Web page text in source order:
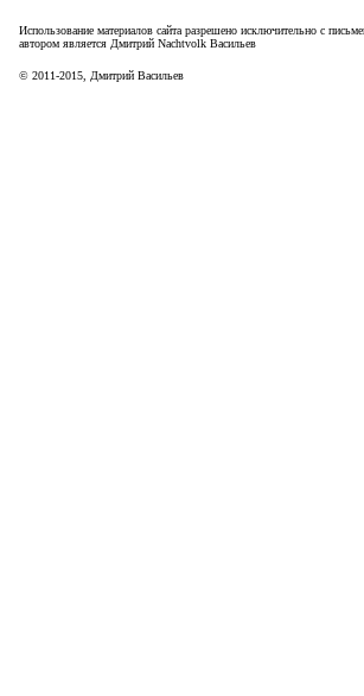
Использование материалов сайта разрешено исключительно с
автором является Дмитрий Nachtvolk Васильев
© 2011-2015 , Дмитрий Васильев